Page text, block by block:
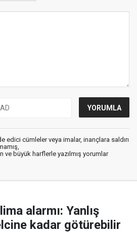
edici cümleler veya imalar, inançlara saldırı
ve büyük harflerle yazılmış yorumlar
alarmı: Yanlış
kadar götürebilir